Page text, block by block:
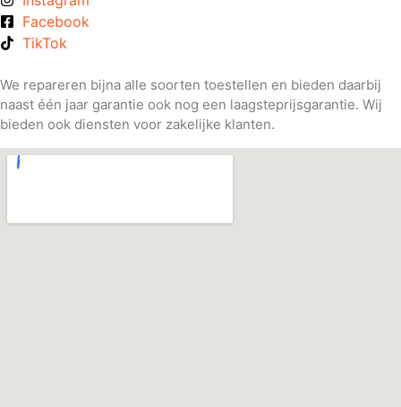
Facebook
TikTok
We repareren bijna alle soorten toestellen en bieden daarbij
naast één jaar garantie ook nog een laagsteprijsgarantie. Wij
bieden ook diensten voor zakelijke klanten.